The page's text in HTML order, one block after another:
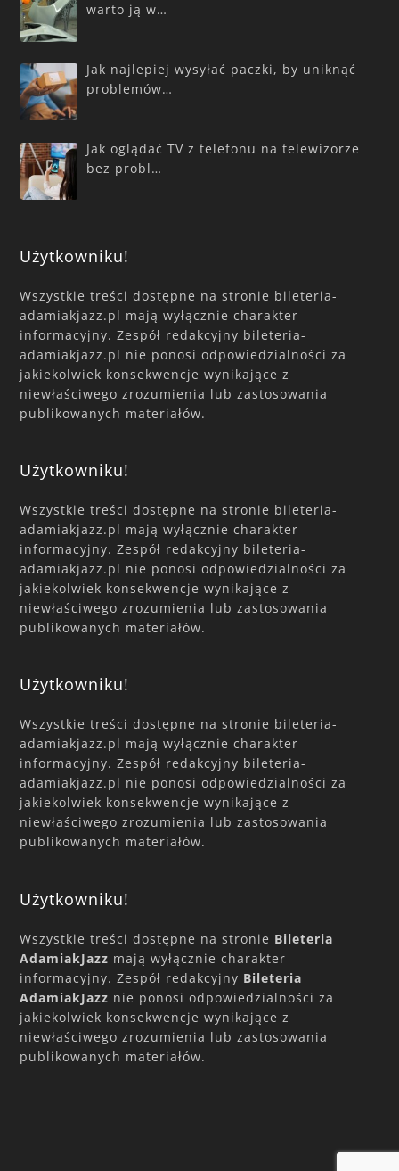
warto ją w…
Jak najlepiej wysyłać paczki, by uniknąć
problemów…
Jak oglądać TV z telefonu na telewizorze
bez probl…
Użytkowniku!
Wszystkie treści dostępne na stronie bileteria-
adamiakjazz.pl mają wyłącznie charakter
informacyjny. Zespół redakcyjny bileteria-
adamiakjazz.pl nie ponosi odpowiedzialności za
jakiekolwiek konsekwencje wynikające z
niewłaściwego zrozumienia lub zastosowania
publikowanych materiałów.
Użytkowniku!
Wszystkie treści dostępne na stronie bileteria-
adamiakjazz.pl mają wyłącznie charakter
informacyjny. Zespół redakcyjny bileteria-
adamiakjazz.pl nie ponosi odpowiedzialności za
jakiekolwiek konsekwencje wynikające z
niewłaściwego zrozumienia lub zastosowania
publikowanych materiałów.
Użytkowniku!
Wszystkie treści dostępne na stronie bileteria-
adamiakjazz.pl mają wyłącznie charakter
informacyjny. Zespół redakcyjny bileteria-
adamiakjazz.pl nie ponosi odpowiedzialności za
jakiekolwiek konsekwencje wynikające z
niewłaściwego zrozumienia lub zastosowania
publikowanych materiałów.
Użytkowniku!
Wszystkie treści dostępne na stronie Bileteria
AdamiakJazz mają wyłącznie charakter
informacyjny. Zespół redakcyjny Bileteria
AdamiakJazz nie ponosi odpowiedzialności za
jakiekolwiek konsekwencje wynikające z
niewłaściwego zrozumienia lub zastosowania
publikowanych materiałów.